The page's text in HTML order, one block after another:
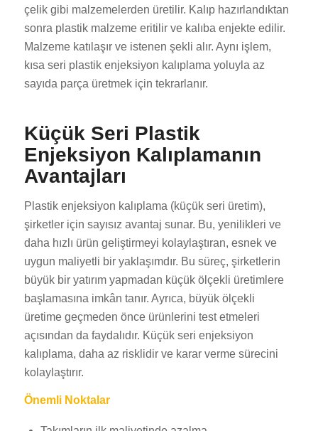
çelik gibi malzemelerden üretilir. Kalıp hazırlandıktan
sonra plastik malzeme eritilir ve kalıba enjekte edilir.
Malzeme katılaşır ve istenen şekli alır. Aynı işlem,
kısa seri plastik enjeksiyon kalıplama yoluyla az
sayıda parça üretmek için tekrarlanır.
Küçük Seri Plastik
Enjeksiyon Kalıplamanın
Avantajları
Plastik enjeksiyon kalıplama (küçük seri üretim),
şirketler için sayısız avantaj sunar. Bu, yenilikleri ve
daha hızlı ürün geliştirmeyi kolaylaştıran, esnek ve
uygun maliyetli bir yaklaşımdır. Bu süreç, şirketlerin
büyük bir yatırım yapmadan küçük ölçekli üretimlere
başlamasına imkân tanır. Ayrıca, büyük ölçekli
üretime geçmeden önce ürünlerini test etmeleri
açısından da faydalıdır. Küçük seri enjeksiyon
kalıplama, daha az risklidir ve karar verme sürecini
kolaylaştırır.
Önemli Noktalar